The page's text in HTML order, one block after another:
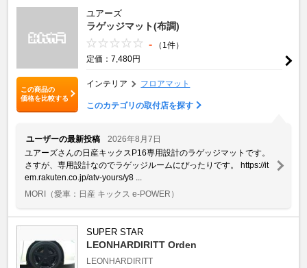
この商品の
価格を比較する
ユアーズ
ラゲッジマット(布調)
-
（1件）
定価：7,480円
インテリア フロアマット
このカテゴリの取付店を探す
ユーザーの最新投稿
2026年8月7日
ユアーズさんの日産キックスP16専用設計のラゲッジマットです。
さすが、専用設計なのでラゲッジルームにぴったりです。 https://it
em.rakuten.co.jp/atv-yours/y8 ...
MORI （愛車：日産 キックス e-POWER）
SUPER STAR
LEONHARDIRITT Orden
LEONHARDIRITT